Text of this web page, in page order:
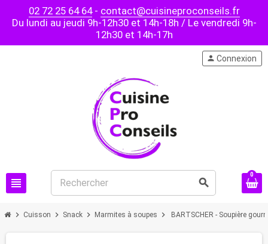
02 72 25 64 64- contact@cuisineproconseils.fr
Du lundi au jeudi 9h-12h30 et 14h-18h / Le vendredi 9h-
12h30 et 14h-17h
view_headline search
person Connexion
0
chevron_right Cuisson chevron_right Snack chevron_right Marmites à soupes chevron_right BARTSCHER - Soupière